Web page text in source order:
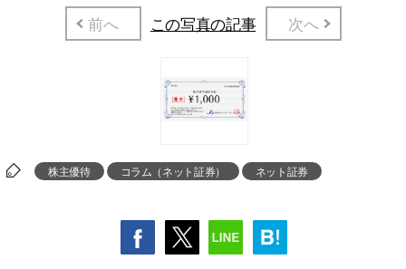
前へ この写真の記事 次へ
株主優待 コラム（ネット証券） ネット証券